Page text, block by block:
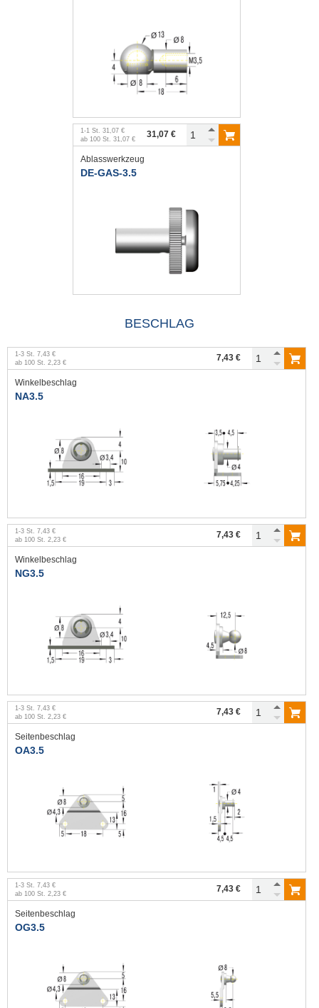
1 -1 St. 31,07 €
ab 100 St. 31,07 € 31,07 €
Ablasswerkzeug
DE-GAS-3.5
BESCHLAG
1 -3 St. 7,43 €
ab 100 St. 2,23 € 7,43 €
Winkelbeschlag
NA3.5
1 -3 St. 7,43 €
ab 100 St. 2,23 € 7,43 €
Winkelbeschlag
NG3.5
1 -3 St. 7,43 €
ab 100 St. 2,23 € 7,43 €
Seitenbeschlag
OA3.5
1 -3 St. 7,43 €
ab 100 St. 2,23 € 7,43 €
Seitenbeschlag
OG3.5